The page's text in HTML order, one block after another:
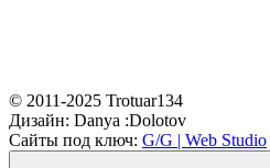
© 2011-2025 Trotuar134
Дизайн: Danya :Dolotov
Сайты под ключ: G/G | Web Studio